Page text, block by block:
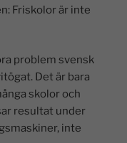
Friskolor är inte
problem svensk
Det är bara
skolor och
resultat under
inte